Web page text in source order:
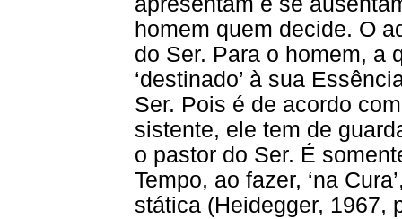
homem quem decide. O
do Ser. Para o homem, a
‘destinado’ à sua
Ser. Pois é de acordo
sistente, ele tem de
o pastor do Ser. É
Tempo, ao fazer, ‘na
stática (Heidegger, 1967,